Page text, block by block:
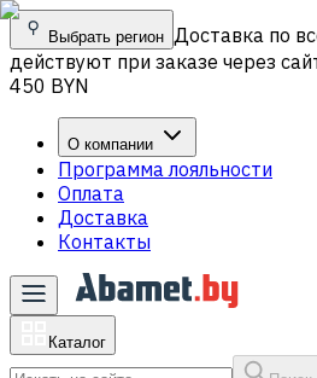
Выбрать регион Доставка по
действуют при заказе через
450 BYN
О компании
Программа лояльности
Оплата
Доставка
Контакты
Каталог